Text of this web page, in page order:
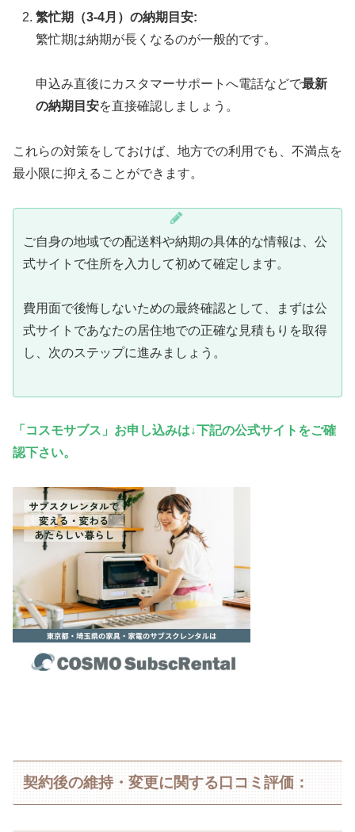
繁忙期（3-4月）の納期目安:
繁忙期は納期が長くなるのが一般的です。
申込み直後にカスタマーサポートへ電話などで最新
の納期目安を直接確認しましょう。
これらの対策をしておけば、地方での利用でも、不満点を
最小限に抑えることができます。
ご自身の地域での配送料や納期の具体的な情報は、公
式サイトで住所を入力して初めて確定します。
費用面で後悔しないための最終確認として、まずは公
式サイトであなたの居住地での正確な見積もりを取得
し、次のステップに進みましょう。
「コスモサブス」お申し込みは↓下記の公式サイトをご確
認下さい。
契約後の維持・変更に関する口コミ評価：